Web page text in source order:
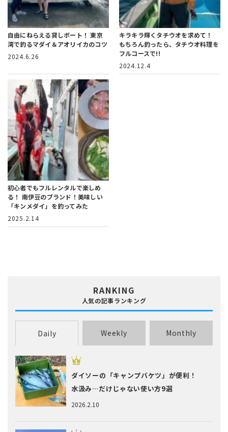
自由にねらえる貸しボート！東京
湾で釣るマダイ＆アオリイカのコツ
2024.6.26
キラキラ輝くタチウオを求めて！
もちろん釣ったら、タチウオ料理を
フルコースで!!
2024.12.4
初心者でもフルレンタルで楽しめ
る！ 南伊豆のブランド！美味しい
「キンメダイ」を釣ってみた
2025.2.14
RANKING
人気の記事ランキング
Daily Weekly Monthly
2026.2.10
ダイソーの「キャンプバケツ」が便利！
水汲み…だけじゃない使い方9選